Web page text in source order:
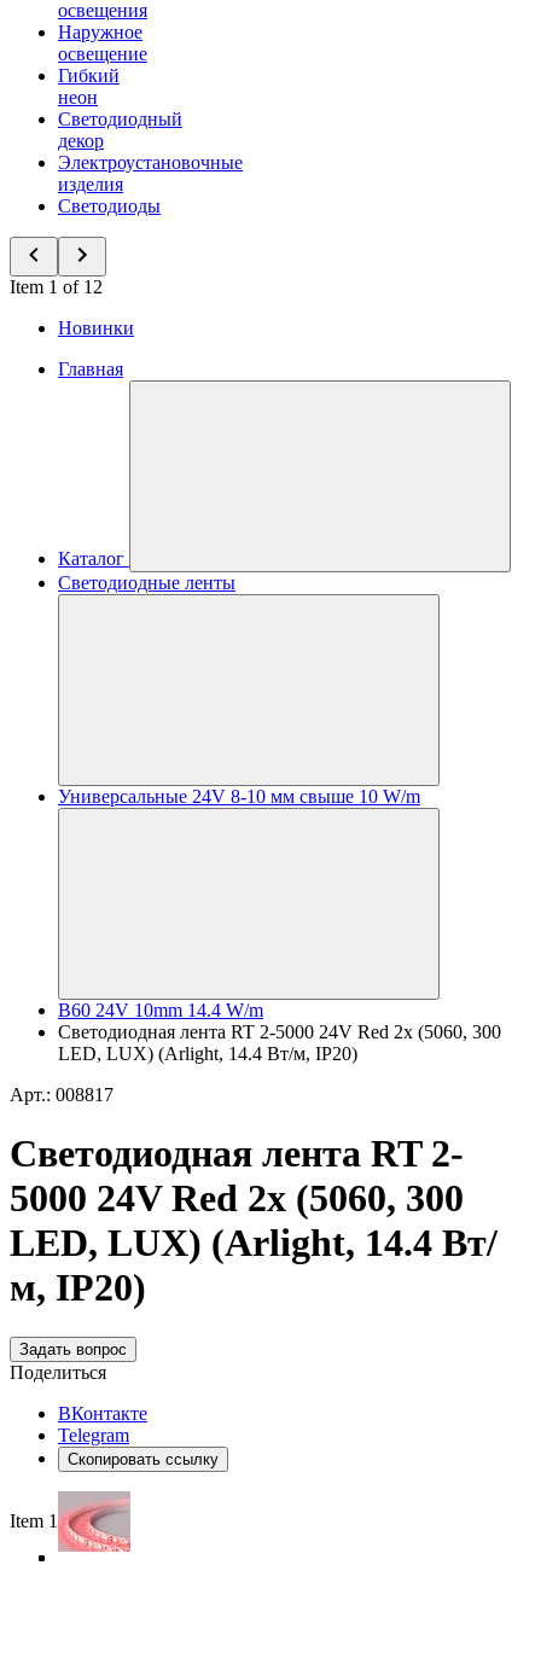
освещения
Наружное
освещение
Гибкий
неон
Светодиодный
декор
Электроустановочные
изделия
Светодиоды
Item 1 of 12
Новинки
Главная
Каталог
Светодиодные ленты
Универсальные 24V 8-10 мм свыше 10 W/m
B60 24V 10mm 14.4 W/m
Светодиодная лента RT 2-5000 24V Red 2x (5060, 300
LED, LUX) (Arlight, 14.4 Вт/м, IP20)
Арт.: 008817
Светодиодная лента RT 2-
5000 24V Red 2x (5060, 300
LED, LUX) (Arlight, 14.4 Вт/
м, IP20)
Задать вопрос
Поделиться
ВКонтакте
Telegram
Скопировать ссылку
Item 1 of 4